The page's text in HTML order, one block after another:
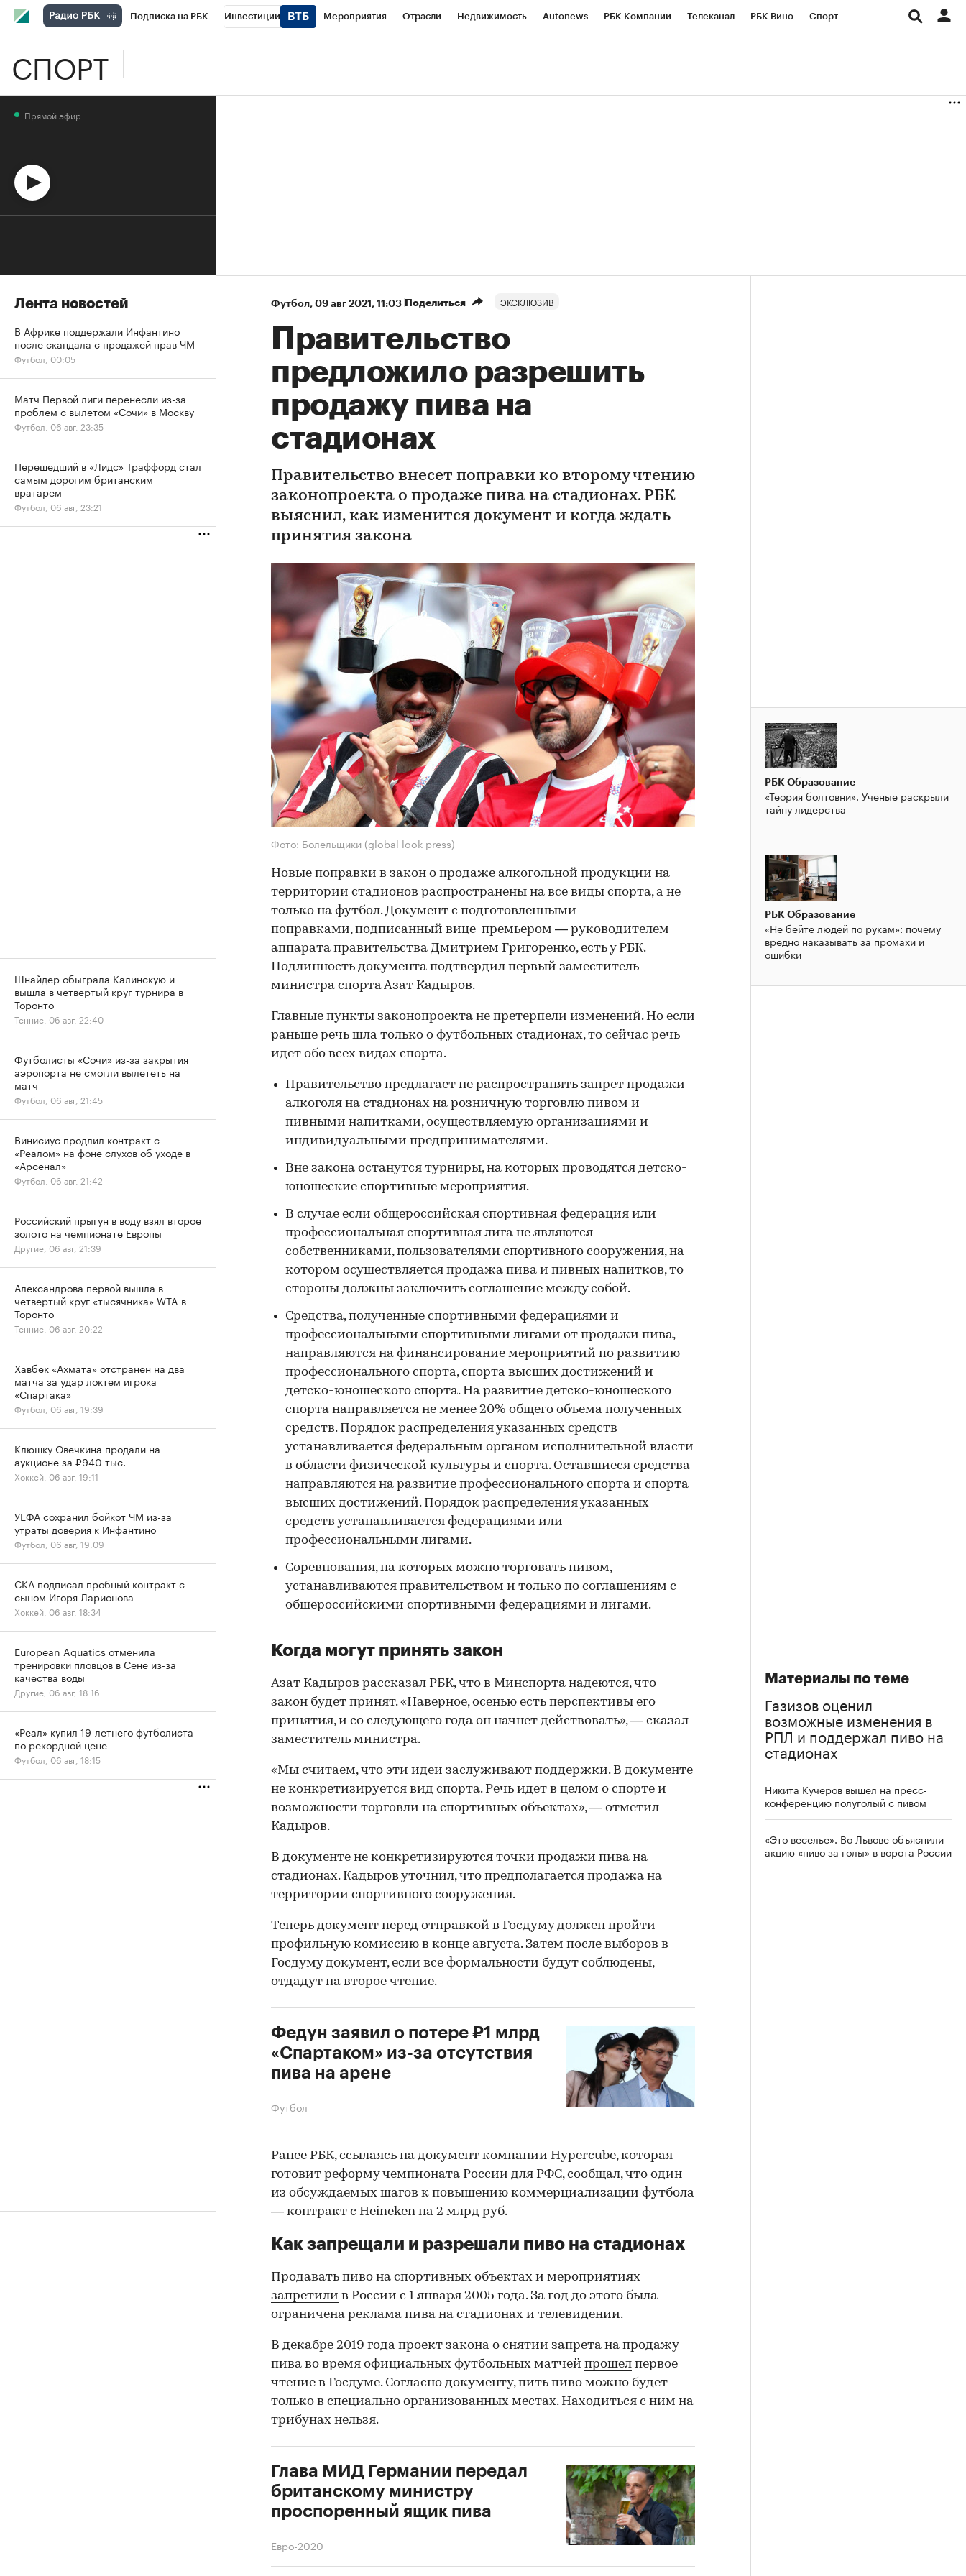
Подписка на РБК Инвестиции Мероприятия Отрасли Недвижимость Autonews РБК Компании Телеканал РБК Вино Спорт
СПОРТ
Футбол⁠, 09 авг 2021, 11:03 Поделиться ЭКСКЛЮЗИВ
Правительство
предложило разрешить
продажу пива на
стадионах
Правительство внесет поправки ко второму чтению
законопроекта о продаже пива на стадионах. РБК
выяснил, как изменится документ и когда ждать
принятия закона
Фото: Болельщики (global look press)
Новые поправки в закон о продаже алкогольной продукции на
территории стадионов распространены на все виды спорта, а не
только на футбол. Документ с подготовленными
поправками, подписанный вице-премьером — руководителем
аппарата правительства Дмитрием Григоренко, есть у РБК.
Подлинность документа подтвердил первый заместитель
министра спорта Азат Кадыров.
Главные пункты законопроекта не претерпели изменений. Но если
раньше речь шла только о футбольных стадионах, то сейчас речь
идет обо всех видах спорта.
Правительство предлагает не распространять запрет продажи
алкоголя на стадионах на розничную торговлю пивом и
пивными напитками, осуществляемую организациями и
индивидуальными предпринимателями.
Вне закона останутся турниры, на которых проводятся детско-
юношеские спортивные мероприятия.
В случае если общероссийская спортивная федерация или
профессиональная спортивная лига не являются
собственниками, пользователями спортивного сооружения, на
котором осуществляется продажа пива и пивных напитков, то
стороны должны заключить соглашение между собой.
Средства, полученные спортивными федерациями и
профессиональными спортивными лигами от продажи пива,
направляются на финансирование мероприятий по развитию
профессионального спорта, спорта высших достижений и
детско-юношеского спорта. На развитие детско-юношеского
спорта направляется не менее 20% общего объема полученных
средств. Порядок распределения указанных средств
устанавливается федеральным органом исполнительной власти
в области физической культуры и спорта. Оставшиеся средства
направляются на развитие профессионального спорта и спорта
высших достижений. Порядок распределения указанных
средств устанавливается федерациями или
профессиональными лигами.
Соревнования, на которых можно торговать пивом,
устанавливаются правительством и только по соглашениям с
общероссийскими спортивными федерациями и лигами.
Когда могут принять закон
Азат Кадыров рассказал РБК, что в Минспорта надеются, что
закон будет принят. «Наверное, осенью есть перспективы его
принятия, и со следующего года он начнет действовать», — сказал
заместитель министра.
«Мы считаем, что эти идеи заслуживают поддержки. В документе
не конкретизируется вид спорта. Речь идет в целом о спорте и
возможности торговли на спортивных объектах», — отметил
Кадыров.
В документе не конкретизируются точки продажи пива на
стадионах. Кадыров уточнил, что предполагается продажа на
территории спортивного сооружения.
Теперь документ перед отправкой в Госдуму должен пройти
профильную комиссию в конце августа. Затем после выборов в
Госдуму документ, если все формальности будут соблюдены,
отдадут на второе чтение.
Федун заявил о потере ₽1 млрд
«Спартаком» из-за отсутствия
пива на арене
Футбол
Ранее РБК, ссылаясь на документ компании Hypercube, которая
готовит реформу чемпионата России для РФС,сообщал, что один
из обсуждаемых шагов к повышению коммерциализации футбола
— контракт с Heineken на 2 млрд руб.
Как запрещали и разрешали пиво на стадионах
Продавать пиво на спортивных объектах и мероприятиях
запретили в России с 1 января 2005 года. За год до этого была
ограничена реклама пива на стадионах и телевидении.
В декабре 2019 года проект закона о снятии запрета на продажу
пива во время официальных футбольных матчей прошел первое
чтение в Госдуме. Согласно документу, пить пиво можно будет
только в специально организованных местах. Находиться с ним на
трибунах нельзя.
Глава МИД Германии передал
британскому министру
проспоренный ящик пива
Евро-2020
РБК Образование
«Теория болтовни». Ученые раскрыли
тайну лидерства
РБК Образование
«Не бейте людей по рукам»: почему
вредно наказывать за промахи и
ошибки
Материалы по теме
Газизов оценил
возможные изменения в
РПЛ и поддержал пиво на
стадионах
Никита Кучеров вышел на пресс-
конференцию полуголый с пивом
«Это веселье». Во Львове объяснили
акцию «пиво за голы» в ворота России
Прямой эфир
Лента новостей
В Африке поддержали Инфантино
после скандала с продажей прав ЧМ
Футбол, 00:05
Матч Первой лиги перенесли из-за
проблем с вылетом «Сочи» в Москву
Футбол, 06 авг, 23:35
Перешедший в «Лидс» Траффорд стал
самым дорогим британским
вратарем
Футбол, 06 авг, 23:21
Шнайдер обыграла Калинскую и
вышла в четвертый круг турнира в
Торонто
Теннис, 06 авг, 22:40
Футболисты «Сочи» из-за закрытия
аэропорта не смогли вылететь на
матч
Футбол, 06 авг, 21:45
Винисиус продлил контракт с
«Реалом» на фоне слухов об уходе в
«Арсенал»
Футбол, 06 авг, 21:42
Российский прыгун в воду взял второе
золото на чемпионате Европы
Другие, 06 авг, 21:39
Александрова первой вышла в
четвертый круг «тысячника» WTA в
Торонто
Теннис, 06 авг, 20:22
Хавбек «Ахмата» отстранен на два
матча за удар локтем игрока
«Спартака»
Футбол, 06 авг, 19:39
Клюшку Овечкина продали на
аукционе за ₽940 тыс.
Хоккей, 06 авг, 19:11
УЕФА сохранил бойкот ЧМ из-за
утраты доверия к Инфантино
Футбол, 06 авг, 19:09
СКА подписал пробный контракт с
сыном Игоря Ларионова
Хоккей, 06 авг, 18:34
European Aquatics отменила
тренировки пловцов в Сене из-за
качества воды
Другие, 06 авг, 18:16
«Реал» купил 19-летнего футболиста
по рекордной цене
Футбол, 06 авг, 18:15